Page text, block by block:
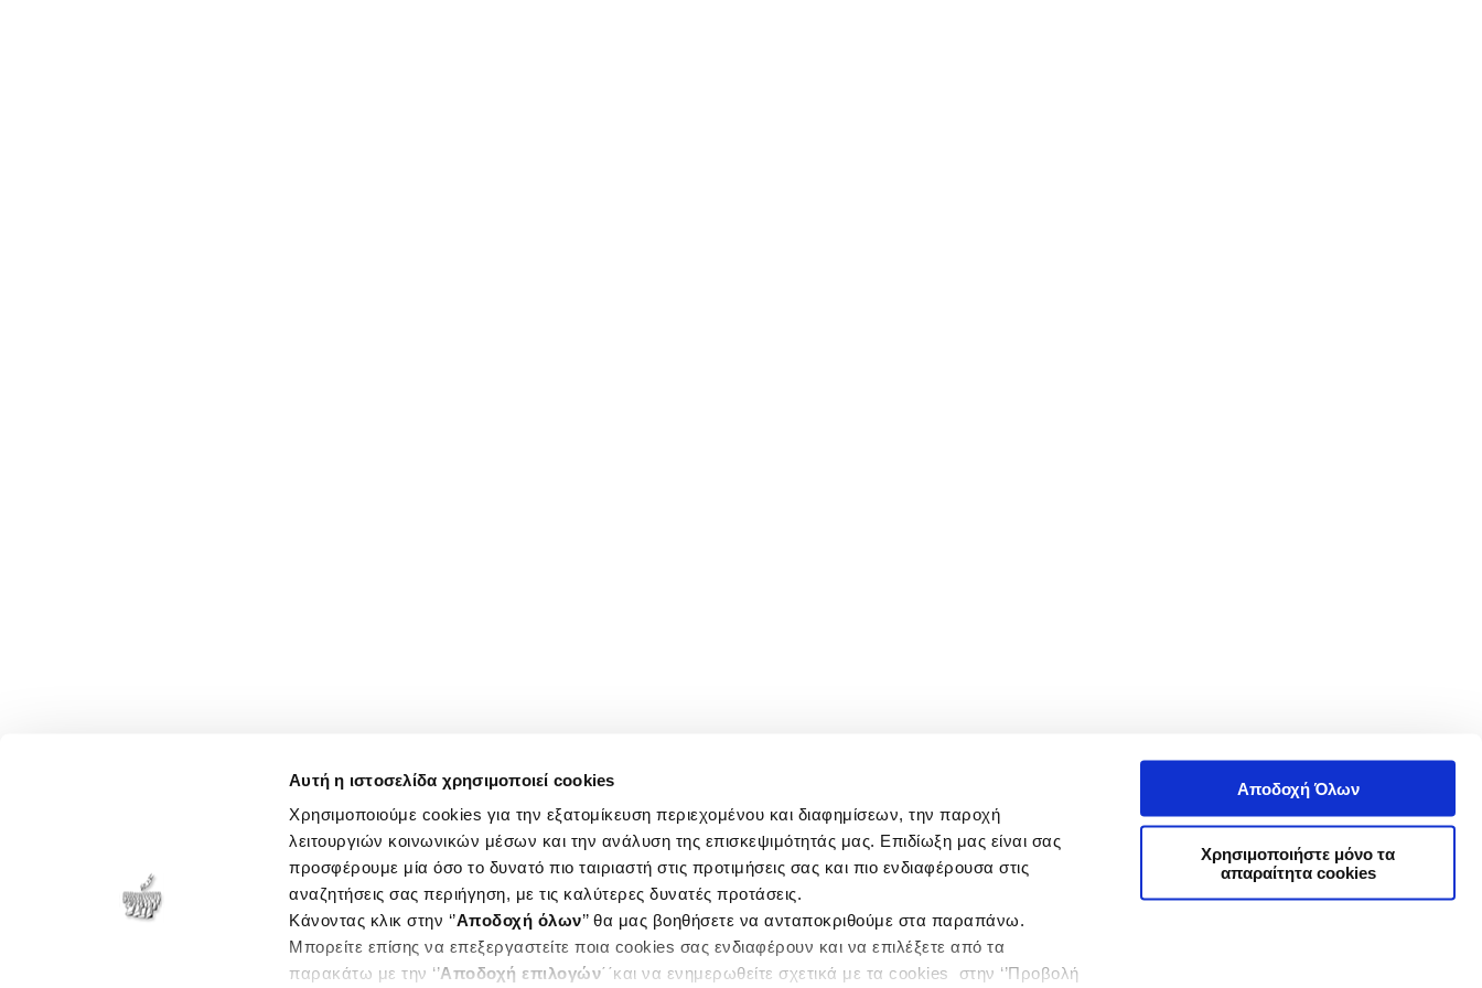
Αυτή η ιστοσελίδα χρησιμοποιεί cookies
Χρησιμοποιούμε cookies για την εξατομίκευση περιεχομένου και διαφημίσεων, την παροχή
λειτουργιών κοινωνικών μέσων και την ανάλυση της επισκεψιμότητάς μας. Επιδίωξη μας είναι σας
προσφέρουμε μία όσο το δυνατό πιο ταιριαστή στις προτιμήσεις σας και πιο ενδιαφέρουσα στις
αναζητήσεις σας περιήγηση, με τις καλύτερες δυνατές προτάσεις.
Κάνοντας κλικ στην ‘’Αποδοχή όλων’’ θα μας βοηθήσετε να ανταποκριθούμε στα παραπάνω.
Μπορείτε επίσης να επεξεργαστείτε ποια cookies σας ενδιαφέρουν και να επιλέξετε από τα
παρακάτω με την ‘’Αποδοχή επιλογών΄΄και να ενημερωθείτε σχετικά με τα cookies στην ‘’Προβολή
Αποδοχή Όλων
Χρησιμοποιήστε μόνο τα
απαραίτητα cookies